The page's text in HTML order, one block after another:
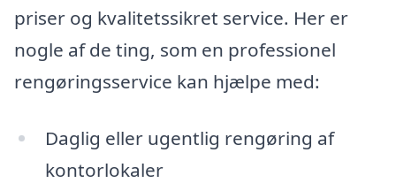
priser og kvalitetssikret service. Her er
nogle af de ting, som en professionel
rengøringsservice kan hjælpe med:
Daglig eller ugentlig rengøring af
kontorlokaler